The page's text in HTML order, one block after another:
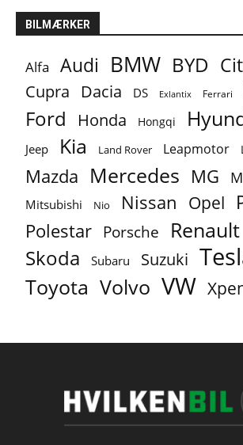
BILMÆRKER
Alfa Audi BMW BYD
Cupra Dacia DS Exlantix Ferrari
Ford Honda Hongqi
Jeep Kia Land Rover Leapmotor
Mazda Mercedes MG
Mitsubishi Nio Nissan Opel
Polestar Porsche Renault
Skoda Subaru Suzuki
Toyota Volvo VW